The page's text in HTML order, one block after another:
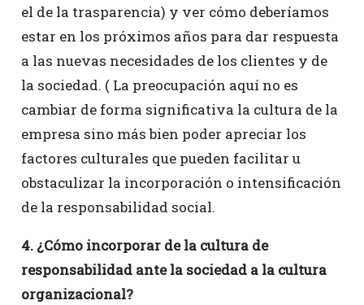
el de la trasparencia) y ver cómo deberíamos
estar en los próximos años para dar respuesta
a las nuevas necesidades de los clientes y de
la sociedad. ( La preocupación aquí no es
cambiar de forma significativa la cultura de la
empresa sino más bien poder apreciar los
factores culturales que pueden facilitar u
obstaculizar la incorporación o intensificación
de la responsabilidad social.
4. ¿Cómo incorporar de la cultura de
responsabilidad ante la sociedad a la cultura
organizacional?